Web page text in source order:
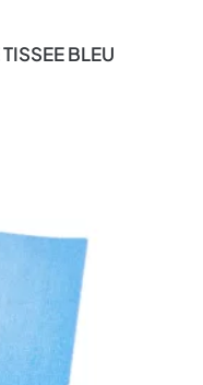
BLEU